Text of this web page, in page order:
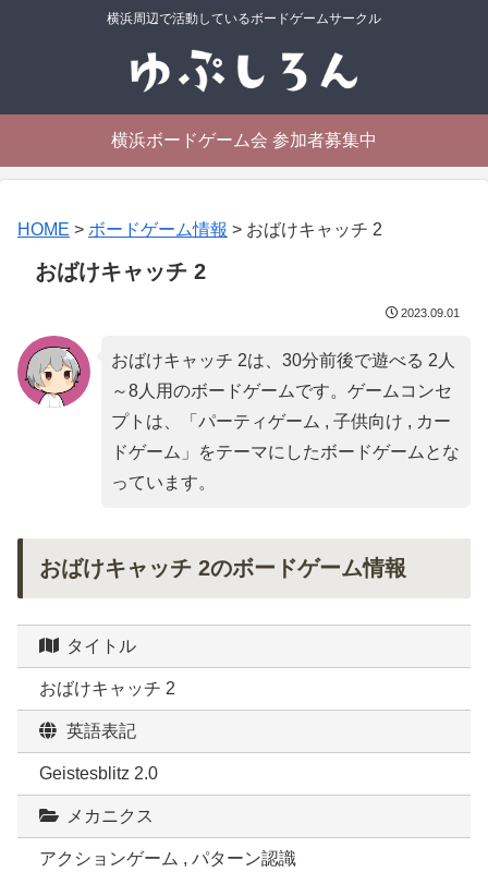
横浜周辺で活動しているボードゲームサークル
横浜ボードゲーム会 参加者募集中
HOME > ボードゲーム情報 > おばけキャッチ 2
おばけキャッチ 2
2023.09.01
おばけキャッチ 2は、30分前後で遊べる 2人
～8人用のボードゲームです。ゲームコンセ
プトは、「 パーティゲーム , 子供向け , カー
ドゲーム 」をテーマにしたボードゲームとな
っています。
おばけキャッチ 2のボードゲーム情報
タイトル
おばけキャッチ 2
英語表記
Geistesblitz 2.0
メカニクス
アクションゲーム , パターン認識